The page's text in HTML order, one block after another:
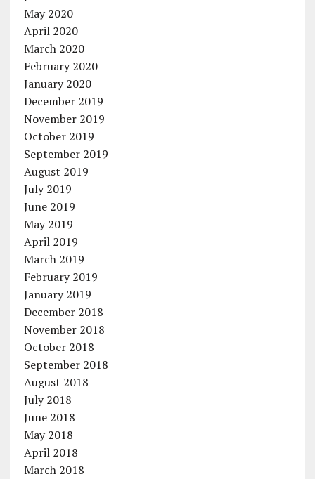
May 2020
April 2020
March 2020
February 2020
January 2020
December 2019
November 2019
October 2019
September 2019
August 2019
July 2019
June 2019
May 2019
April 2019
March 2019
February 2019
January 2019
December 2018
November 2018
October 2018
September 2018
August 2018
July 2018
June 2018
May 2018
April 2018
March 2018